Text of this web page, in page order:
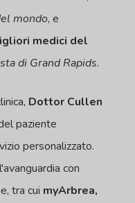
mondo, e
medici del
di Grand Rapids.
Dottor Cullen
paziente
personalizzato.
con
tra cui myArbrea,